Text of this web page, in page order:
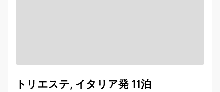
トリエステ, イタリア発 11泊